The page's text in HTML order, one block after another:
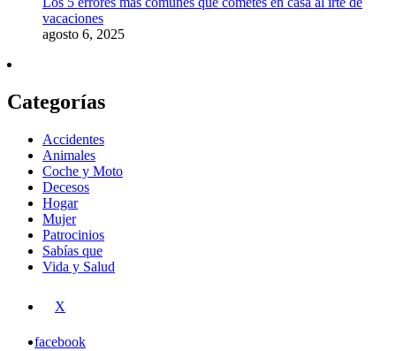
vacaciones
agosto 6, 2025
Categorías
Accidentes
Animales
Coche y Moto
Decesos
Hogar
Mujer
Patrocinios
Sabías que
Vida y Salud
X
facebook